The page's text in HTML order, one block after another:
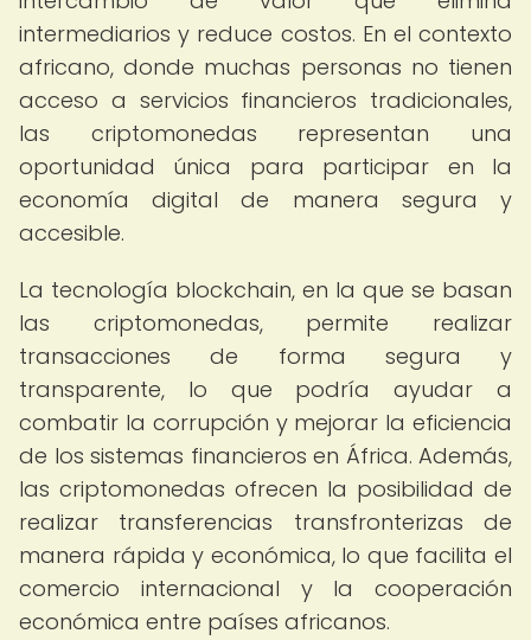
intermediarios y reduce costos. En el contexto
africano, donde muchas personas no tienen
acceso a servicios financieros tradicionales,
las criptomonedas representan una
oportunidad única para participar en la
economía digital de manera segura y
accesible.
La tecnología blockchain, en la que se basan
las criptomonedas, permite realizar
transacciones de forma segura y
transparente, lo que podría ayudar a
combatir la corrupción y mejorar la eficiencia
de los sistemas financieros en África. Además,
las criptomonedas ofrecen la posibilidad de
realizar transferencias transfronterizas de
manera rápida y económica, lo que facilita el
comercio internacional y la cooperación
económica entre países africanos.